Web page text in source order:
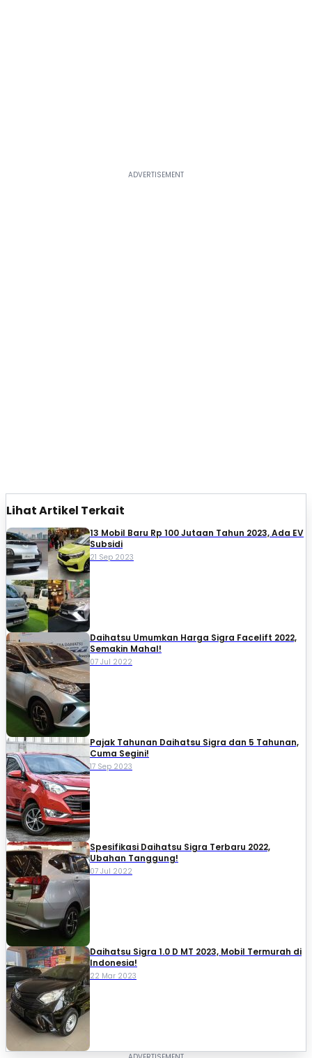
Lihat Artikel Terkait
13 Mobil Baru Rp 100 Jutaan Tahun 2023, Ada EV
Subsidi
21 Sep 2023
Daihatsu Umumkan Harga Sigra Facelift 2022,
Semakin Mahal!
07 Jul 2022
Pajak Tahunan Daihatsu Sigra dan 5 Tahunan,
Cuma Segini!
17 Sep 2023
Spesifikasi Daihatsu Sigra Terbaru 2022,
Ubahan Tanggung!
07 Jul 2022
Daihatsu Sigra 1.0 D MT 2023, Mobil Termurah di
Indonesia!
22 Mar 2023